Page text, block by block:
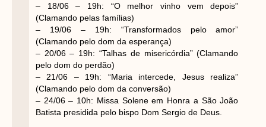
– 18/06 – 19h: “O melhor vinho vem depois”
(Clamando pelas famílias)
– 19/06 – 19h: “Transformados pelo amor”
(Clamando pelo dom da esperança)
– 20/06 – 19h: “Talhas de misericórdia” (Clamando
pelo dom do perdão)
– 21/06 – 19h: “Maria intercede, Jesus realiza”
(Clamando pelo dom da conversão)
– 24/06 – 10h: Missa Solene em Honra a São João
Batista presidida pelo bispo Dom Sergio de Deus.